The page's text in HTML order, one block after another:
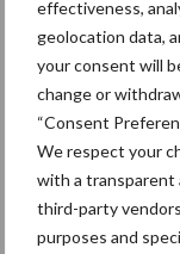
effectiveness,
geolocation data,
your consent will
change or
“Consent
We respect your
with a transparent
third-party
purposes and